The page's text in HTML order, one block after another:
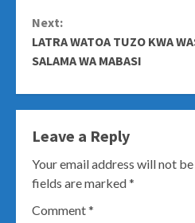
Next:
LATRA WATOA TUZO KWA
SALAMA WA MABASI
Leave a Reply
Your email address will not
fields are marked*
Comment*